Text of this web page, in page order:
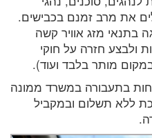
את מרב זמנם בכבישים.
בתנאי מזג אוויר קשה
ולבצע חזרה על חוקי
מותר בלבד ועוד).
בתעבורה במשרד ממונה
ללא תשלום ובמקביל